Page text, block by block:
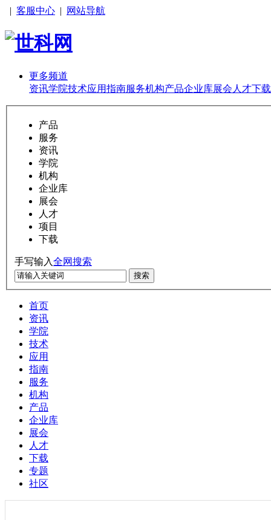
| 客服中心 | 网站导航
更多频道
资讯学院技术应用指南服务机构产品企业库展会 人才下载
产品
服务
资讯
学院
机构
企业库
展会
人才
项目
下载
手写输入全网搜索
搜索
首页
资讯
学院
技术
应用
指南
服务
机构
产品
企业库
展会
人才
下载
专题
社区